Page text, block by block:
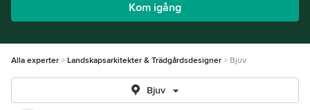
Kom igång
Alla experter Landskapsarkitekter & Trädgårdsdesigner Bjuv
Bjuv